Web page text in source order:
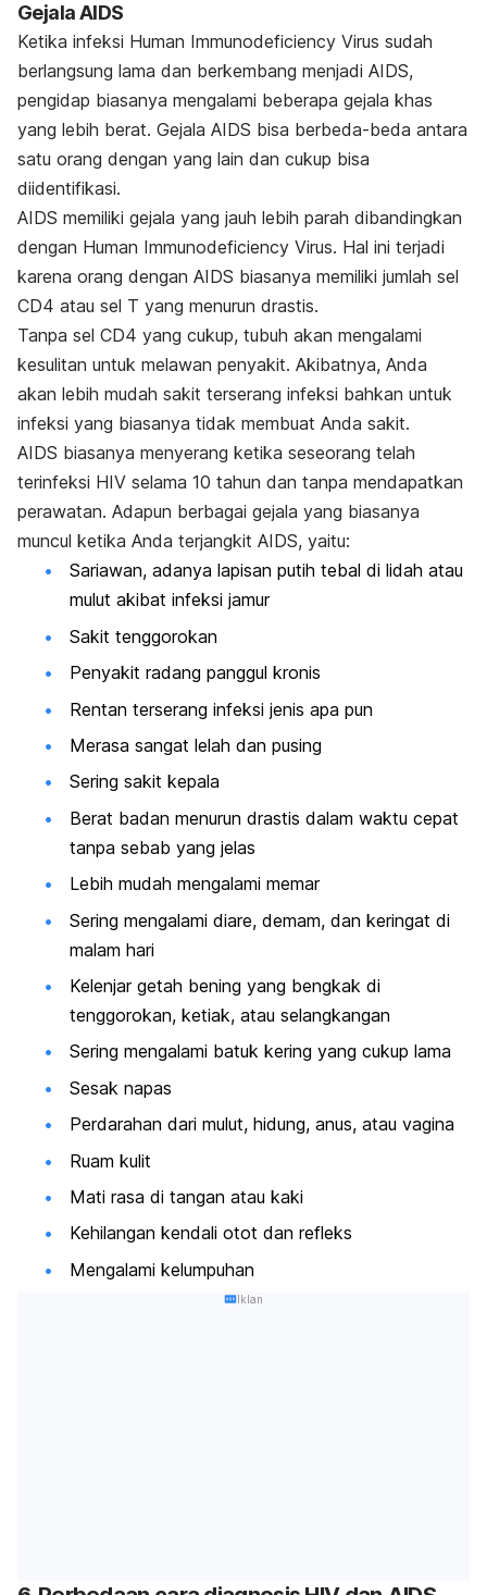
Gejala AIDS
Ketika infeksi Human Immunodeficiency Virus sudah
berlangsung lama dan berkembang menjadi AIDS,
pengidap biasanya mengalami beberapa gejala khas
yang lebih berat. Gejala AIDS bisa berbeda-beda antara
satu orang dengan yang lain dan cukup bisa
diidentifikasi.
AIDS memiliki gejala yang jauh lebih parah dibandingkan
dengan Human Immunodeficiency Virus. Hal ini terjadi
karena orang dengan AIDS biasanya memiliki jumlah sel
CD4 atau sel T yang menurun drastis.
Tanpa sel CD4 yang cukup, tubuh akan mengalami
kesulitan untuk melawan penyakit. Akibatnya, Anda
akan lebih mudah sakit terserang infeksi bahkan untuk
infeksi yang biasanya tidak membuat Anda sakit.
AIDS biasanya menyerang ketika seseorang telah
terinfeksi HIV selama 10 tahun dan tanpa mendapatkan
perawatan. Adapun berbagai gejala yang biasanya
muncul ketika Anda terjangkit AIDS, yaitu:
Sariawan, adanya lapisan putih tebal di lidah atau
mulut akibat infeksi jamur
Sakit tenggorokan
Penyakit radang panggul kronis
Rentan terserang infeksi jenis apa pun
Merasa sangat lelah dan pusing
Sering sakit kepala
Berat badan menurun drastis dalam waktu cepat
tanpa sebab yang jelas
Lebih mudah mengalami memar
Sering mengalami diare, demam, dan keringat di
malam hari
Kelenjar getah bening yang bengkak di
tenggorokan, ketiak, atau selangkangan
Sering mengalami batuk kering yang cukup lama
Sesak napas
Perdarahan dari mulut, hidung, anus, atau vagina
Ruam kulit
Mati rasa di tangan atau kaki
Kehilangan kendali otot dan refleks
Mengalami kelumpuhan
Iklan